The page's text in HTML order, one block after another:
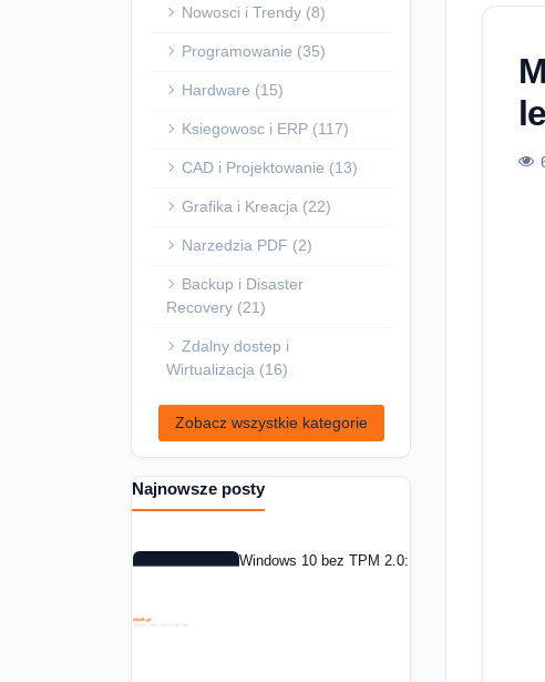
Nowosci i Trendy (8)
Programowanie (35)
Hardware (15)
Ksiegowosc i ERP (117)
CAD i Projektowanie (13)
Grafika i Kreacja (22)
Narzedzia PDF (2)
Backup i Disaster
Recovery (21)
Zdalny dostep i
Wirtualizacja (16)
Zobacz wszystkie kategorie
Najnowsze posty
Windows 10 bez TPM 2.0: co zrobic w 2026?